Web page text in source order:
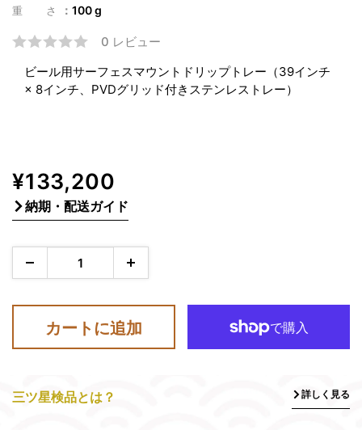
重さ 100 g
0 レビュー
ビール用サーフェスマウントドリップトレー（39インチ
× 8インチ、PVDグリッド付きステンレストレー）
販
売
価
格
¥133,200
納期・配送ガイド
カートに追加
三ツ星検品とは？ 詳しく見る